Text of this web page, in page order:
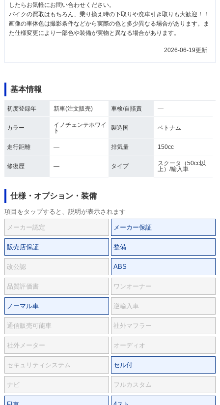
したらお気軽にお問い合わせください。
バイクの買取はもちろん、乗り換え時の下取りや廃車引き取りも大歓迎！！
画像の車体色は撮影条件などから実際の色と多少異なる場合があります。ま
た仕様変更により一部色や装備が実物と異なる場合があります。
2026-06-19更新
基本情報
初度登録年 新車(注文販売) 車検/自賠責 ―
カラー
イノチェンテホワイ
ト
製造国 ベトナム
走行距離 ― 排気量 150cc
修復歴 ― タイプ
スクータ（50cc以
上）/輸入車
仕様・オプション・装備
項目をタップすると、説明が表示されます
メーカー認定 メーカー保証
販売店保証 整備
改公認 ABS
品質評価書 ワンオーナー
ノーマル車 逆輸入車
通信販売可能車 社外マフラー
社外メーター オーディオ
セキュリティシステム セル付
ナビ フルカスタム